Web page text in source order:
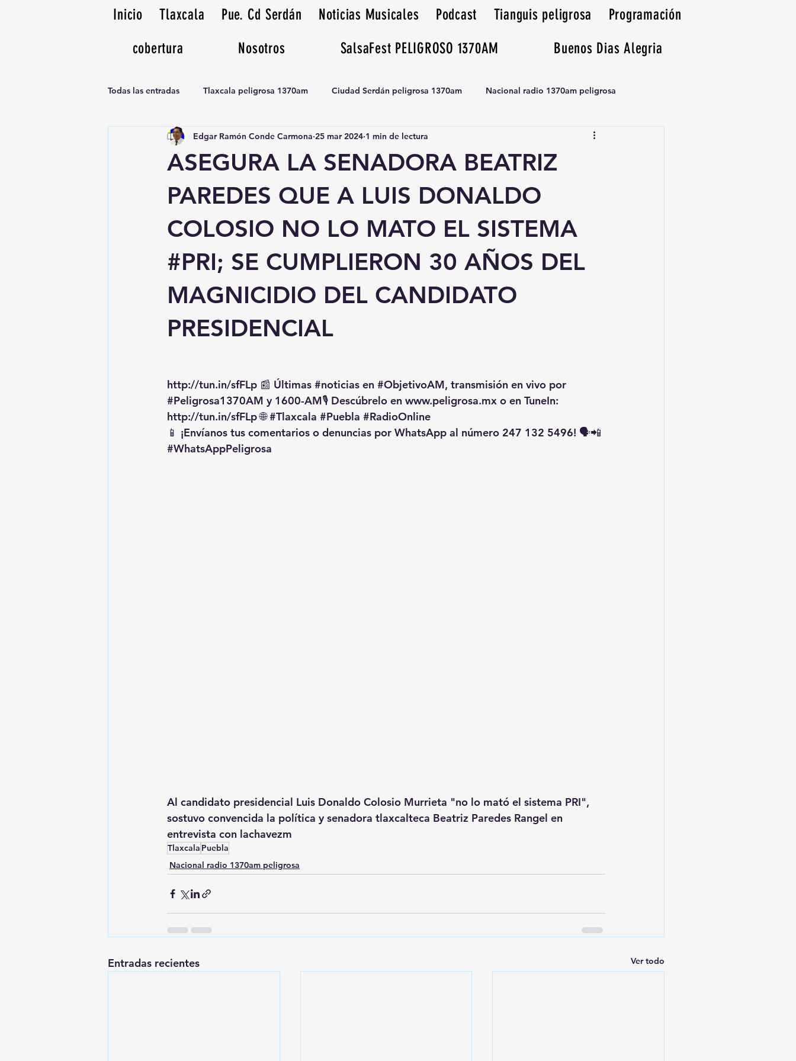
Inicio Tlaxcala Pue. Cd Serdán Noticias Musicales Podcast Tianguis peligrosa
Programación
cobertura
Nosotros SalsaFest PELIGROSO 1370AM Buenos Dias Alegria
Todas las entradas Tlaxcala peligrosa 1370am Ciudad Serdán peligrosa 1370am Nacional radio 1370am peligrosa
Noticias Musicales radio 1370am Tianguis peligrosa 1370am huamantla
ASEGURA LA SENADORA BEATRIZ
PAREDES QUE A LUIS DONALDO
COLOSIO NO LO MATO EL SISTEMA
#PRI; SE CUMPLIERON 30 AÑOS DEL
MAGNICIDIO DEL CANDIDATO
PRESIDENCIAL
Edgar Ramón Conde Carmona 25 mar 2024 1 min de lectura
http://tun.in/sfFLp 📰 Últimas #noticias en #ObjetivoAM, transmisión en vivo por
#Peligrosa1370AM y 1600-AM🎙️ Descúbrelo en www.peligrosa.mx o en TuneIn:
http://tun.in/sfFLp 🌐 #Tlaxcala #Puebla #RadioOnline
📱 ¡Envíanos tus comentarios o denuncias por WhatsApp al número 247 132 5496! 🗣️📲
#WhatsAppPeligrosa
Al candidato presidencial Luis Donaldo Colosio Murrieta "no lo mató el sistema PRI",
sostuvo convencida la política y senadora tlaxcalteca Beatriz Paredes Rangel en
entrevista con lachavezm
Tlaxcala Puebla
Nacional radio 1370am peligrosa
Entradas recientes Ver todo